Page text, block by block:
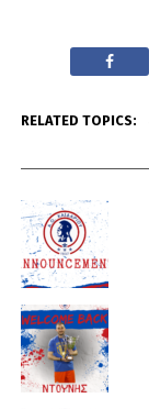
RELATED TOPICS: